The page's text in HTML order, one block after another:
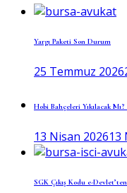
Yargı Paketi Son Durum
25 Temmuz 2026
Hobi Bahçeleri Yıkılacak
13 Nisan 202613
SGK Çıkış Kodu e-